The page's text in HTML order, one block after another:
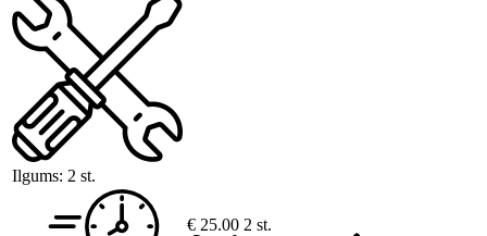
Ilgums: 2 st.
€ 25.00 2 st.